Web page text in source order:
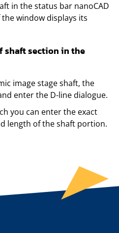
in the status bar nanoCAD
window displays its
shaft section in the
image stage shaft, the
enter the D-line dialogue.
you can enter the exact
length of the shaft portion.